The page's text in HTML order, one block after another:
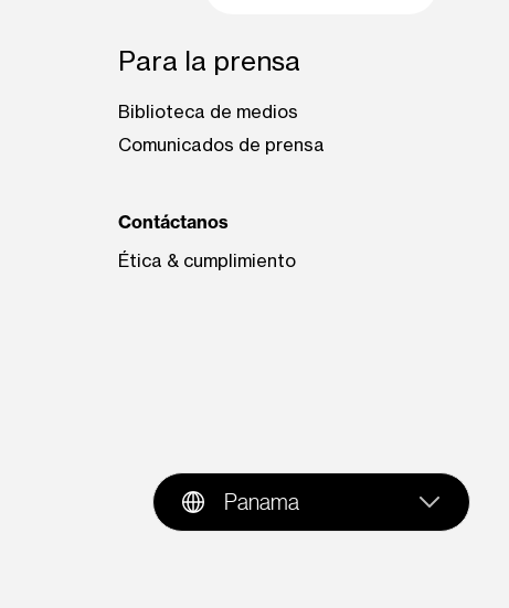
Para la prensa
Biblioteca de medios
Comunicados de prensa
Contáctanos
Ética & cumplimiento
Panama